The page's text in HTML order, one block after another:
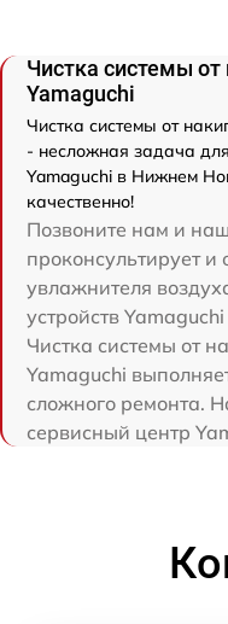
Чистка системы от
Yamaguchi
Чистка системы от
- несложная задача
Yamaguchi в Нижнем
качественно!
Позвоните нам и
проконсультирует и
увлажнителя
устройств
Чистка системы от
Yamaguchi
сложного ремонта.
сервисный центр